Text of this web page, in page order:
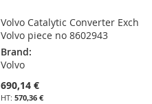
Volvo Catalytic Converter Exch
Volvo piece no 8602943
Brand:
Volvo
690,14 €
570,36 €